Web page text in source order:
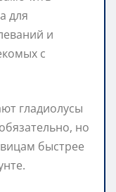
для
и
с
гладиолусы
но
быстрее